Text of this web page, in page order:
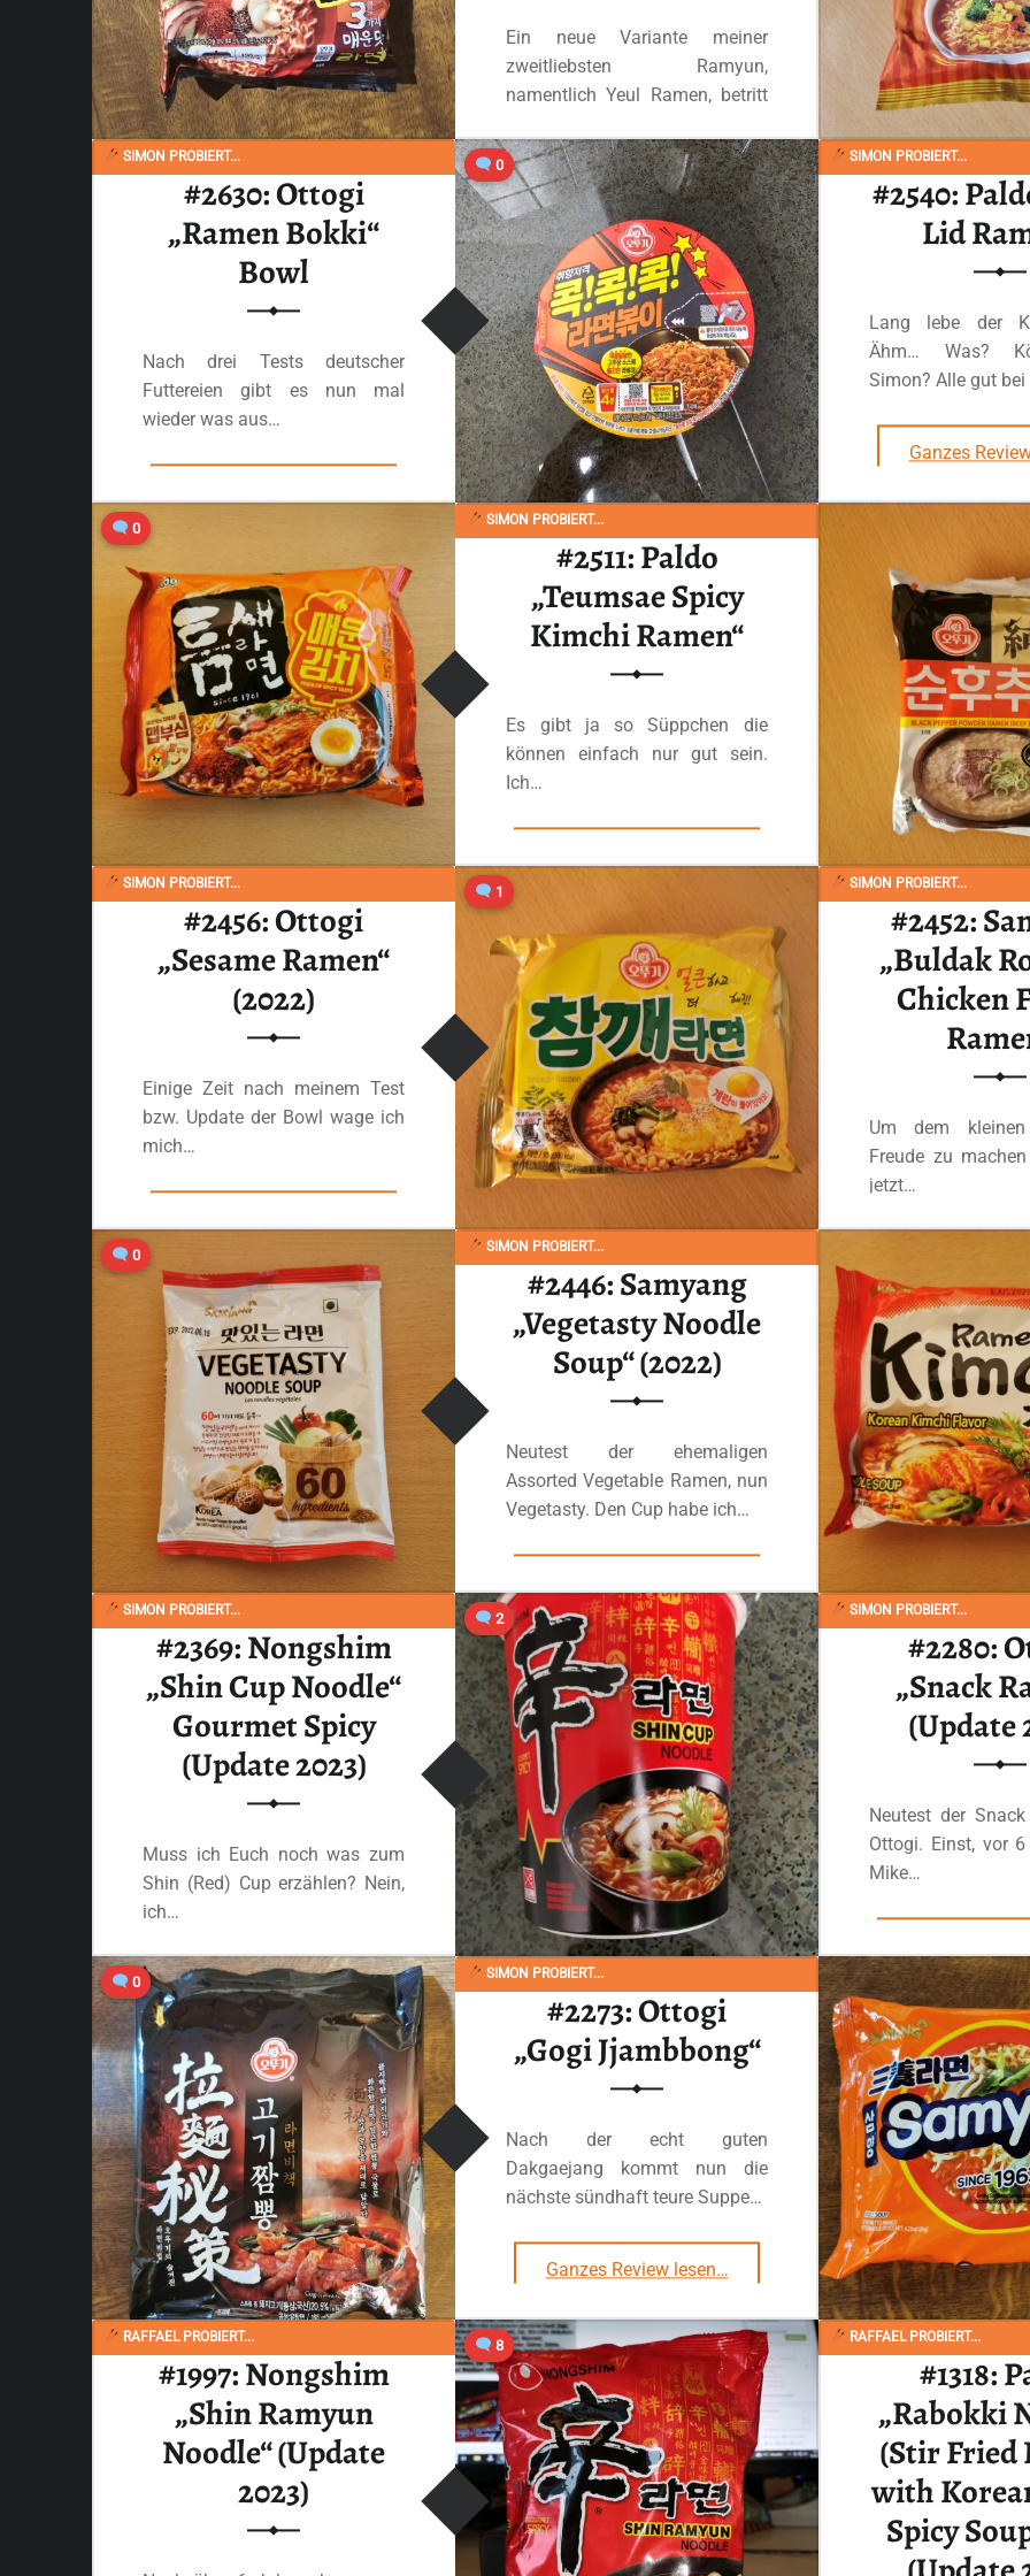
Ein neue Variante meiner
zweitliebsten Ramyun,
namentlich Yeul Ramen, betritt
Ganzes Review lesen“#2940: Ottogi „Mayeol Ramen (Garlic & Pepper Yeul Ramen)“”
…
0
SIMON PROBIERT...
#2630: Ottogi
„Ramen Bokki“
Bowl
Nach drei Tests deutscher
Futtereien gibt es nun mal
wieder was aus…
SIMON PROBIERT...
#2540:
Lid
Lang lebe der
Ähm… Was?
Simon? Alle gut
Ganzes
0 SIMON PROBIERT...
#2511: Paldo
„Teumsae Spicy
Kimchi Ramen“
Es gibt ja so Süppchen die
können einfach nur gut sein.
Ich…
1
SIMON PROBIERT...
#2456: Ottogi
„Sesame Ramen“
(2022)
Einige Zeit nach meinem Test
bzw. Update der Bowl wage ich
mich…
SIMON PROBIERT...
#2452:
„Buldak
Chicken
Um dem
Freude zu
jetzt…
0 SIMON PROBIERT...
#2446: Samyang
„Vegetasty Noodle
Soup“ (2022)
Neutest der ehemaligen
Assorted Vegetable Ramen, nun
Vegetasty. Den Cup habe ich…
2
SIMON PROBIERT...
#2369: Nongshim
„Shin Cup Noodle“
Gourmet Spicy
(Update 2023)
Muss ich Euch noch was zum
Shin (Red) Cup erzählen? Nein,
ich…
Ganzes Review lesen“#2369: Nongshim „Shin Cup Noodle“ Gourmet Spicy (Update 2023)”
…
SIMON PROBIERT...
#2280:
„Snack
(Update
Neutest der
Ottogi. Einst, vor
Mike…
0 SIMON PROBIERT...
#2273: Ottogi
„Gogi Jjambbong“
Nach der echt guten
Dakgaejang kommt nun die
nächste sündhaft teure Suppe…
Ganzes Review lesen
“#2273: Ottogi „Gogi Jjambbong“”
…
8
RAFFAEL PROBIERT...
#1997: Nongshim
„Shin Ramyun
Noodle“ (Update
2023)
RAFFAEL PROBIERT...
#1318:
„Rabokki
(Stir Fried
with
Spicy